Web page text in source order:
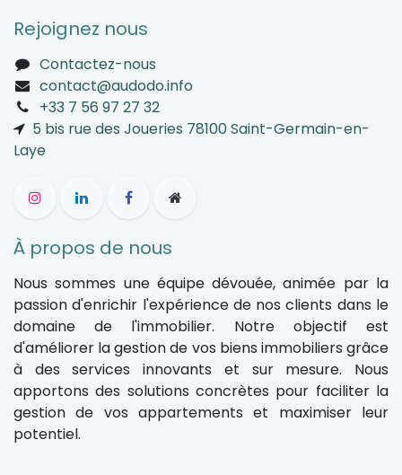
Rejoignez nous
Contactez-nous
contact@audodo.info
+33 7 56 97 27 32
5 bis rue des Joueries 78100 Saint-Germain-en-
Laye
À propos de nous
Nous sommes une équipe dévouée, animée par la
passion d'enrichir l'expérience de nos clients dans le
domaine de l'immobilier. Notre objectif est
d'améliorer la gestion de vos biens immobiliers grâce
à des services innovants et sur mesure. Nous
apportons des solutions concrètes pour faciliter la
gestion de vos appartements et maximiser leur
potentiel.